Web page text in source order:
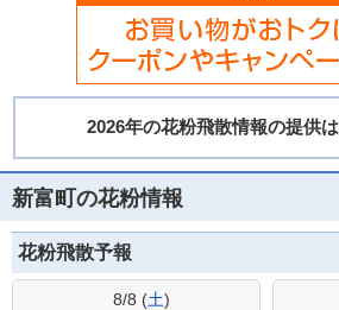
新富町の花粉情報
花粉飛散予報
8/8 (土)